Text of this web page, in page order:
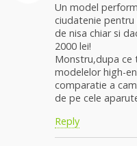
Un model
ciudatenie pentru
de nisa chiar si
2000 lei!
Monstru,dupa ce
modelelor high-
comparatie a
de pe cele
Reply